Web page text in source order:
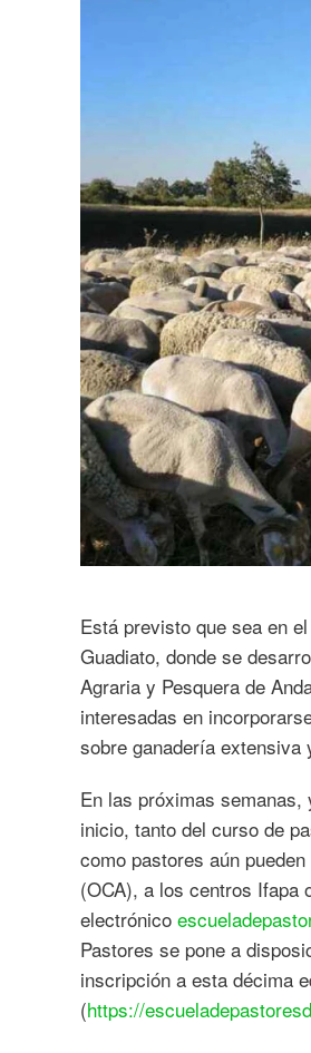
Está previsto que sea en
Guadiato, donde se
Agraria y Pesquera de
interesadas en
sobre ganadería extensiva
En las próximas
inicio, tanto del curso de
como pastores aún
(OCA), a los centros Ifapa
electrónico
Pastores se pone a
inscripción a esta décima
(https://